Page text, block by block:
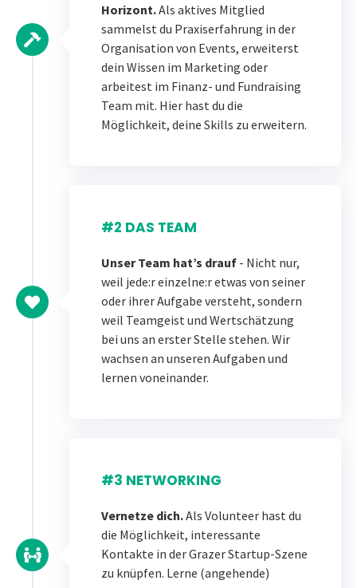
Horizont.Als aktives Mitglied
sammelst du Praxiserfahrung in der
Organisation von Events, erweiterst
dein Wissen im Marketing oder
arbeitest im Finanz- und Fundraising
Team mit. Hier hast du die
Möglichkeit, deine Skills zu erweitern.
#2 DAS TEAM
Unser Team hat’s drauf - Nicht nur,
weil jede:r einzelne:r etwas von seiner
oder ihrer Aufgabe versteht, sondern
weil Teamgeist und Wertschätzung
bei uns an erster Stelle stehen. Wir
wachsen an unseren Aufgaben und
lernen voneinander.
#3 NETWORKING
Vernetze dich.Als Volunteer hast du
die Möglichkeit, interessante
Kontakte in der Grazer Startup-Szene
zu knüpfen. Lerne (angehende)